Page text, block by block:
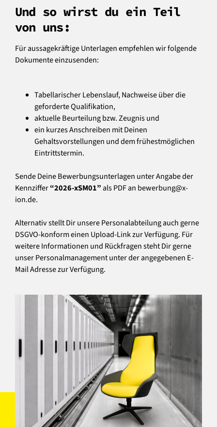
Und so wirst du ein Teil
von uns:
Für aussagekräftige Unterlagen empfehlen wir folgende
Dokumente einzusenden:
Tabellarischer Lebenslauf, Nachweise über die
geforderte Qualifikation,
aktuelle Beurteilung bzw. Zeugnis und
ein kurzes Anschreiben mit Deinen
Gehaltsvorstellungen und dem frühestmöglichen
Eintrittstermin.
Sende Deine Bewerbungsunterlagen unter Angabe der
Kennziffer“2026-xSM01”als PDF an bewerbung@x-
ion.de.
Alternativ stellt Dir unsere Personalabteilung auch gerne
DSGVO-konform einen Upload-Link zur Verfügung. Für
weitere Informationen und Rückfragen steht Dir gerne
unser Personalmanagement unter der angegebenen E-
Mail Adresse zur Verfügung.